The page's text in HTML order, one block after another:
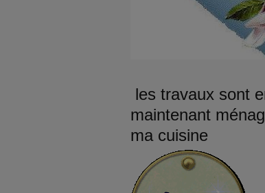
les travaux sont
maintenant
ma cuisine